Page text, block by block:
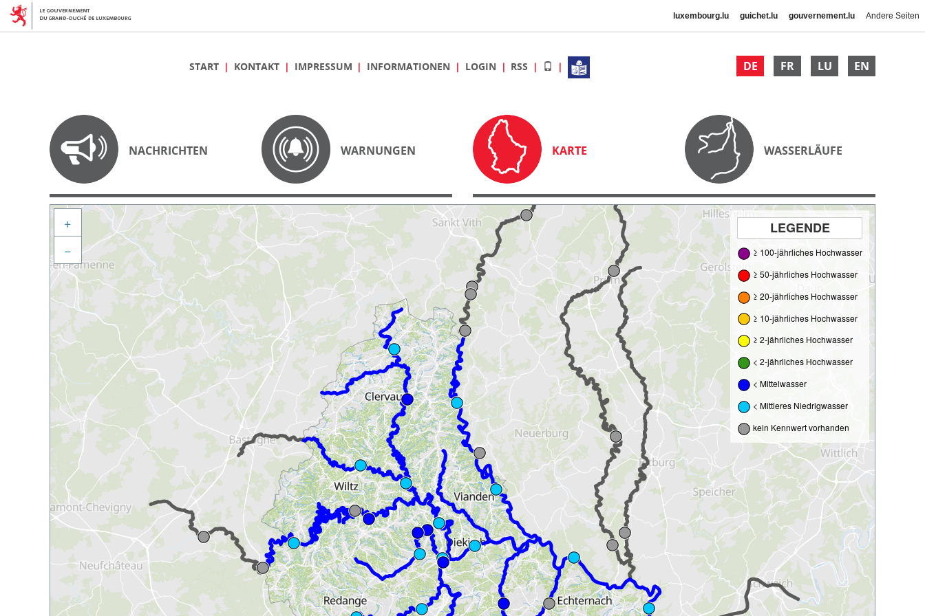
luxembourg.lu guichet.lu gouvernement.lu Andere Seiten
DE FR LU EN
START KONTAKT IMPRESSUM INFORMATIONEN LOGIN RSS
NACHRICHTEN WARNUNGEN KARTE WASSERLÄUFE
LEGENDE
≥ 100-jährliches Hochwasser
≥ 50-jährliches Hochwasser
≥ 20-jährliches Hochwasser
≥ 10-jährliches Hochwasser
≥ 2-jährliches Hochwasser
< 2-jährliches Hochwasser
< Mittelwasser
< Mittleres Niedrigwasser
kein Kennwert vorhanden
+
−